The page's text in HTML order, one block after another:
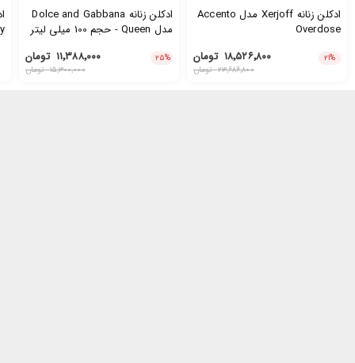
ادکلن زنانه Xerjoff مدل Accento
Overdose
۲۱% ۱۸٬۵۲۶٬۸۰۰ تومان
۲۳٬۶۸۶٬۸۰۰تومان
ادکلن زنانه Dolce and Gabbana
مدل Queen - حجم 100 میلی لیتر
۲۵% ۱۱٬۳۸۸٬۰۰۰ تومان
۱۵٬۳۰۰٬۰۰۰تومان